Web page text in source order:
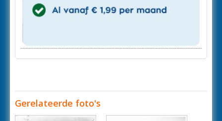
Gerelateerde foto's